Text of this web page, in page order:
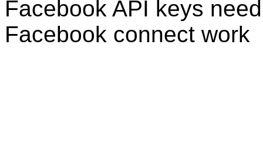
Facebook API keys
Facebook connect work